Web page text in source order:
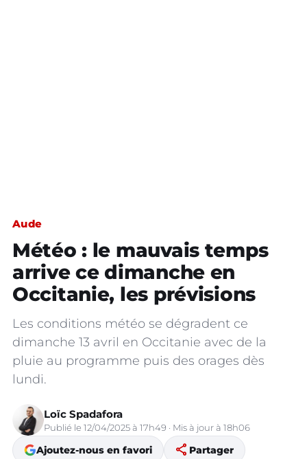
Aude
Météo : le mauvais temps
arrive ce dimanche en
Occitanie, les prévisions
Les conditions météo se dégradent ce
dimanche 13 avril en Occitanie avec de la
pluie au programme puis des orages dès
lundi.
Loïc Spadafora
Publié le 12/04/2025 à 17h49 · Mis à jour à 18h06
Ajoutez-nous en favori share Partager